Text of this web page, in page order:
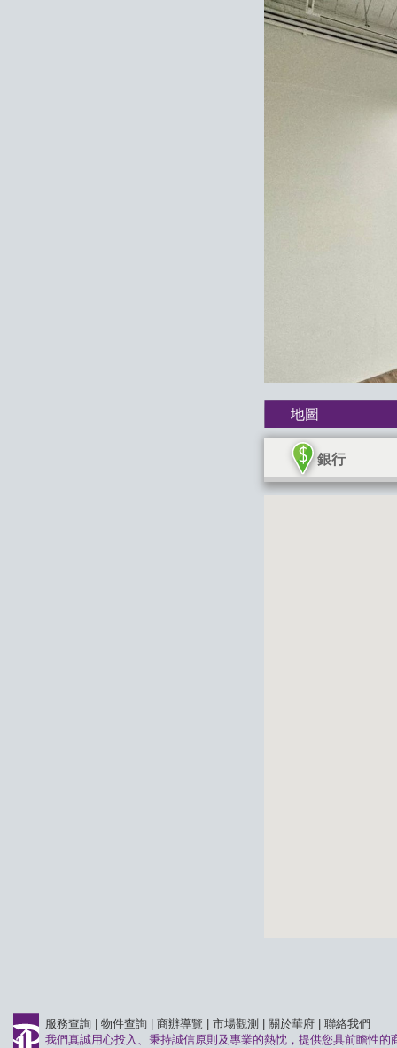
地圖
銀行
服務查詢 | 物件查詢 | 商辦導覽 | 市場觀測 | 關於華府 | 聯絡我們
我們真誠用心投入、秉持誠信原則及專業的熱忱，提供您具前瞻性的